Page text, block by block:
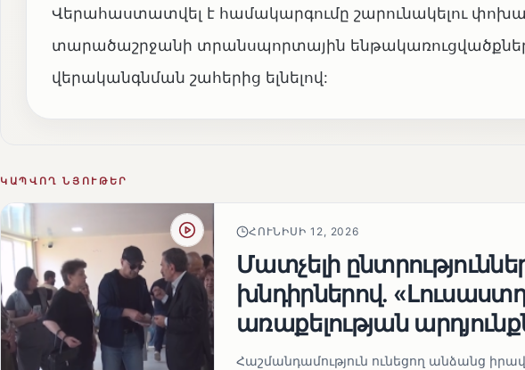
Վերահաստատվել է համակարգումը շարունակելու
տարածաշրջանի տրանսպորտային
վերականգնման շահերից ելնելով:
ԿԱՊՎՈՂ ՆՅՈՒԹԵՐ
ՀՈՒՆԻՍԻ 12, 2026
Մատչելի
խնդիրներով.
առաքելության
Հաշմանդամություն ունեցող անձանց